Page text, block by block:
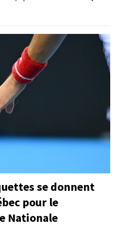
se donnent
pour le
Nationale